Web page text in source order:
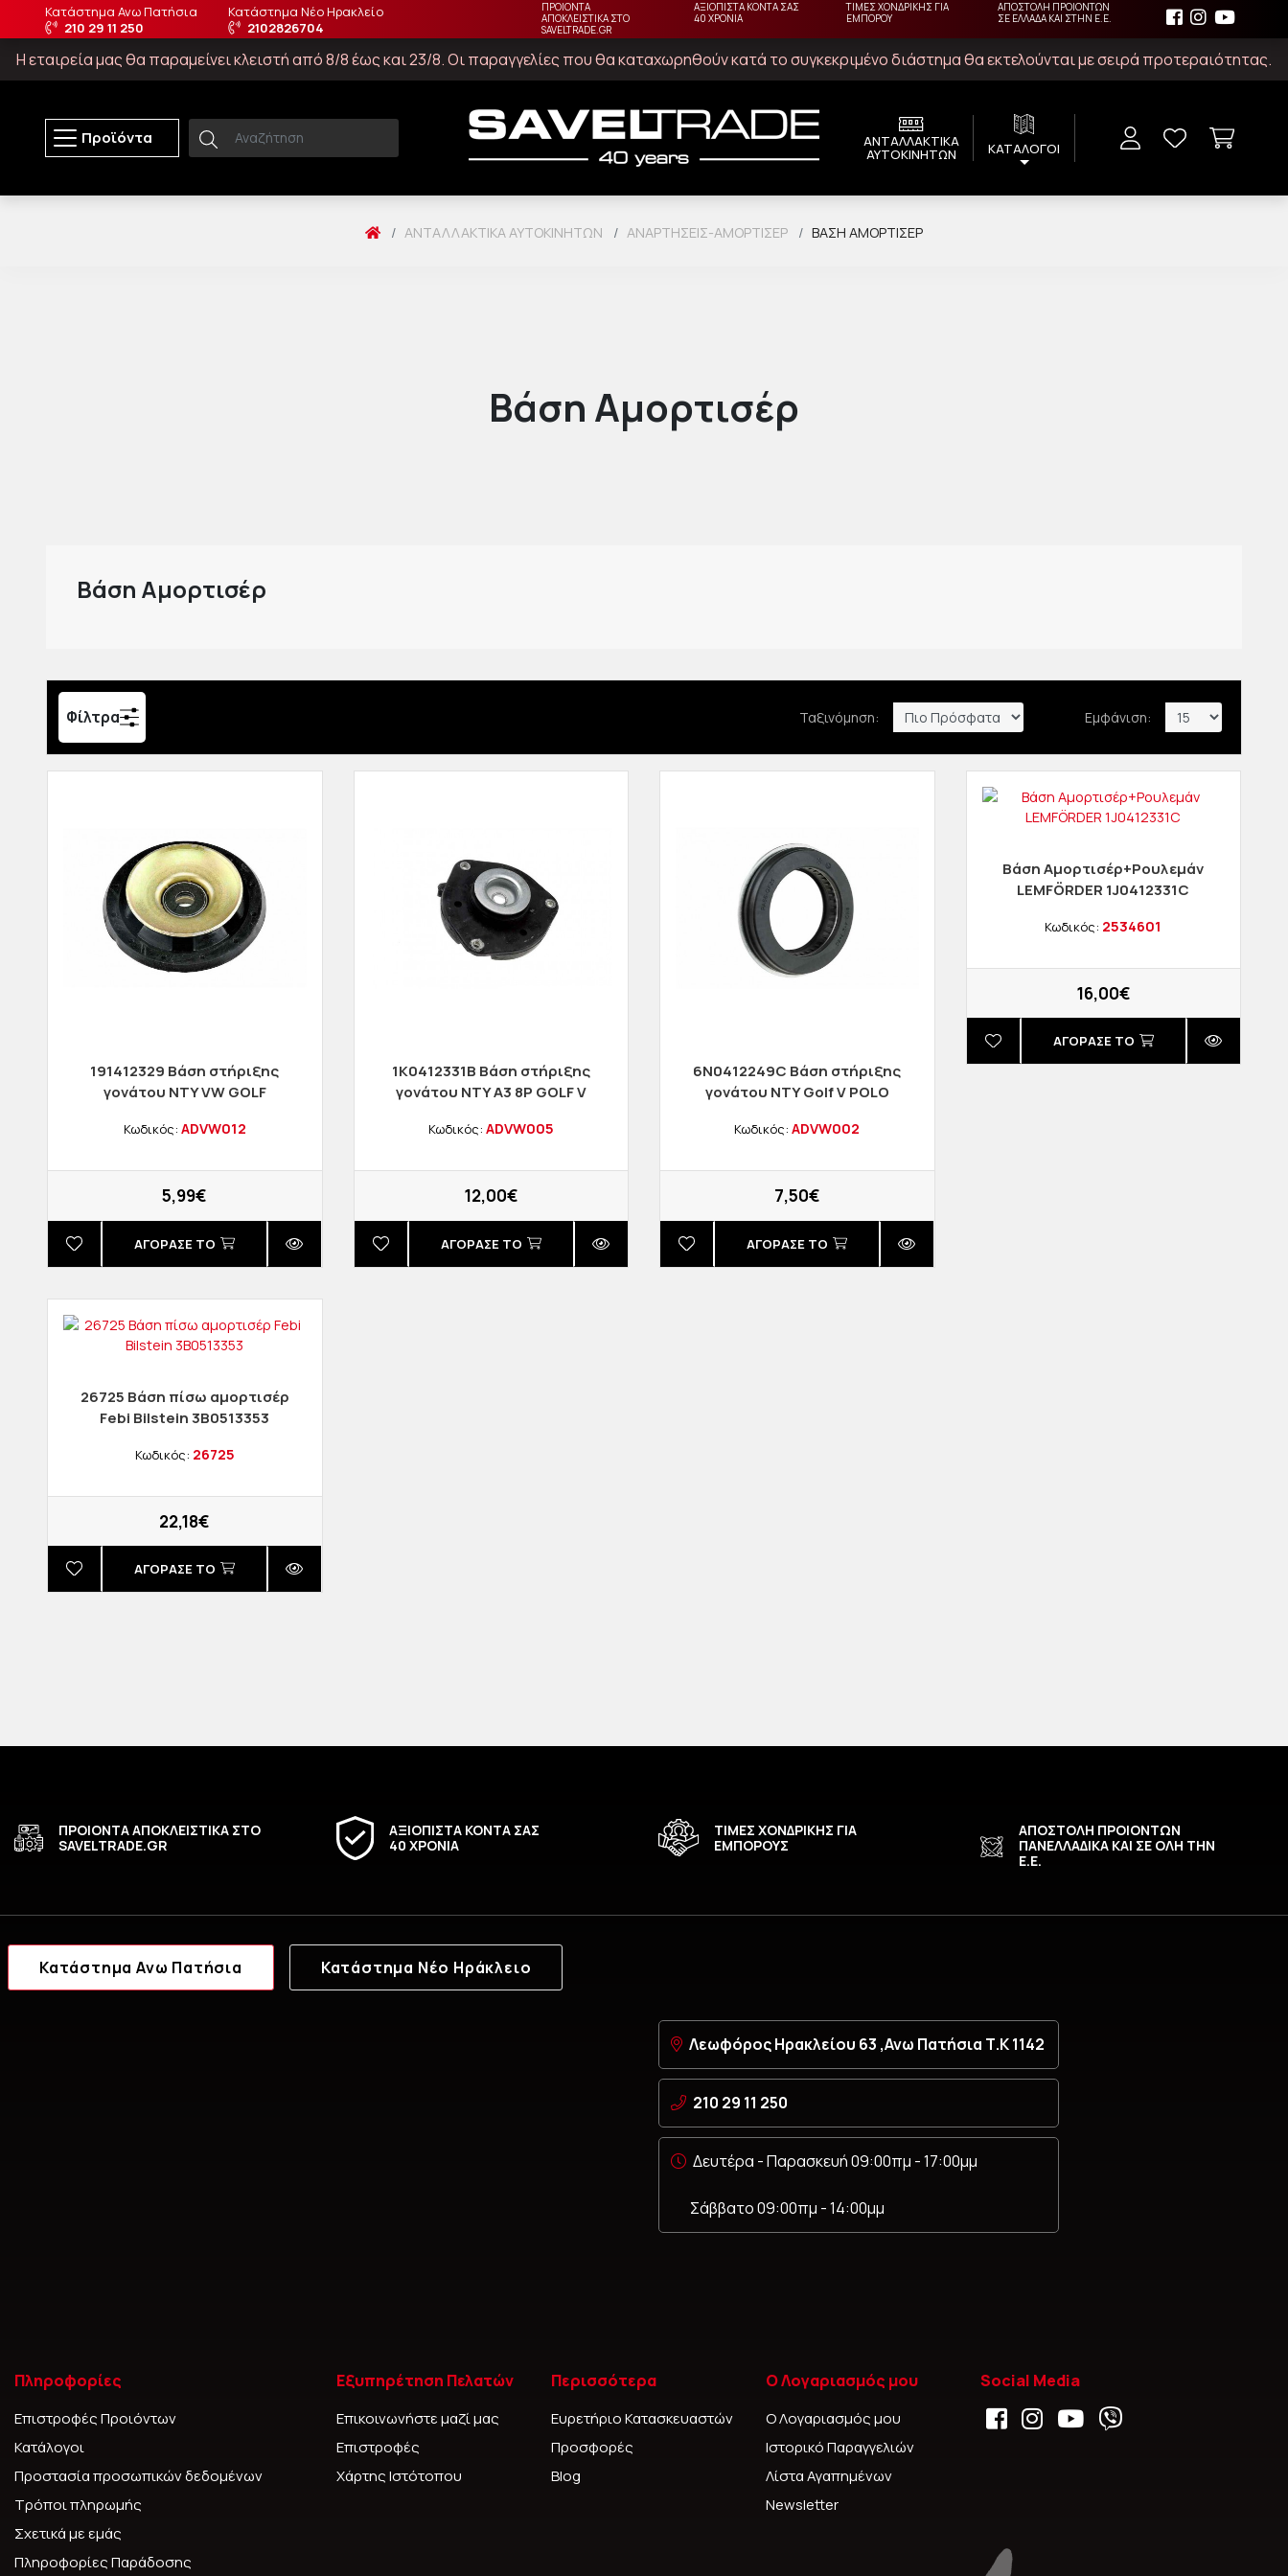
Κατάστημα Ανω Πατήσια
210 29 11 250
Κατάστημα Νέο Ηρακλείο
2102826704
ΠΡΟΙΟΝΤΑ
ΑΠΟΚΛΕΙΣΤΙΚΑ ΣΤΟ
SAVELTRADE.GR
ΑΞΙΟΠΙΣΤΑ ΚΟΝΤΑ ΣΑΣ
40 ΧΡΟΝΙΑ
ΤΙΜΕΣ ΧΟΝΔΡΙΚΗΣ ΓΙΑ
ΕΜΠΟΡΟΥ
ΑΠΟΣΤΟΛΗ ΠΡΟΙΟΝΤΩΝ
ΣΕ ΕΛΛΑΔΑ ΚΑΙ ΣΤΗΝ Ε.Ε.
Η εταιρεία μας θα παραμείνει κλειστή από 8/8 έως και 23/8. Οι παραγγελίες που θα καταχωρηθούν κατά το συγκεκριμένο διάστημα θα εκτελούνται με σειρά προτεραιότητας.
Προϊόντα ΑΝΤΑΛΛΑΚΤΙΚΑ
ΑΥΤΟΚΙΝΗΤΩΝ ΚΑΤΑΛΟΓΟΙ
ΑΝΤΑΛΛΑΚΤΙΚΆ ΑΥΤΟΚΙΝΉΤΩΝ ΑΝΑΡΤΉΣΕΙΣ-ΑΜΟΡΤΙΣΈΡ ΒΆΣΗ ΑΜΟΡΤΙΣΈΡ
Βάση Αμορτισέρ
Βάση Αμορτισέρ
Φίλτρα Ταξινόμηση: Εμφάνιση:
191412329 Βάση στήριξης
γονάτου NTY VW GOLF
Κωδικός: ADVW012
5,99€
ΑΓΟΡΑΣΈ ΤΟ
1K0412331B Βάση στήριξης
γονάτου NTY A3 8P GOLF V
Κωδικός: ADVW005
12,00€
ΑΓΟΡΑΣΈ ΤΟ
6N0412249C Βάση στήριξης
γονάτου NTY Golf V POLO
Κωδικός: ADVW002
7,50€
ΑΓΟΡΑΣΈ ΤΟ
Βάση Αμορτισέρ+Ρουλεμάν
LEMFÖRDER 1J0412331C
Κωδικός: 2534601
16,00€
ΑΓΟΡΑΣΈ ΤΟ
26725 Βάση πίσω αμορτισέρ
Febi Bilstein 3B0513353
Κωδικός: 26725
22,18€
ΑΓΟΡΑΣΈ ΤΟ
ΠΡΟΙΟΝΤΑ ΑΠΟΚΛΕΙΣΤΙΚΑ ΣΤΟ
SAVELTRADE.GR
ΑΞΙΟΠΙΣΤΑ ΚΟΝΤΑ ΣΑΣ
40 ΧΡΟΝΙΑ
ΤΙΜΕΣ ΧΟΝΔΡΙΚΗΣ ΓΙΑ
ΕΜΠΟΡΟΥΣ
ΑΠΟΣΤΟΛΗ ΠΡΟΙΟΝΤΩΝ
ΠΑΝΕΛΛΑΔΙΚΑ ΚΑΙ ΣΕ ΟΛΗ ΤΗΝ
Ε.Ε.
Κατάστημα Ανω Πατήσια Κατάστημα Νέο Ηράκλειο
Λεωφόρος Ηρακλείου 63 ,Ανω Πατήσια Τ.Κ 1142
210 29 11 250
Δευτέρα - Παρασκευή 09:00πμ - 17:00μμ
Σάββατο 09:00πμ - 14:00μμ
Πληροφορίες
Επιστροφές Προιόντων
Κατάλογοι
Προστασία προσωπικών δεδομένων
Τρόποι πληρωμής
Σχετικά με εμάς
Πληροφορίες Παράδοσης
Εξυπηρέτηση Πελατών
Επικοινωνήστε μαζί μας
Επιστροφές
Χάρτης Ιστότοπου
Περισσότερα
Ευρετήριο Κατασκευαστών
Προσφορές
Blog
Ο Λογαριασμός μου
Ο Λογαριασμός μου
Ιστορικό Παραγγελιών
Λίστα Αγαπημένων
Newsletter
Social Media